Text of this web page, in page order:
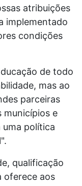
atribuições
implementado
condições
de todo
mas ao
parceiras
municípios e
uma política
qualificação
oferece aos